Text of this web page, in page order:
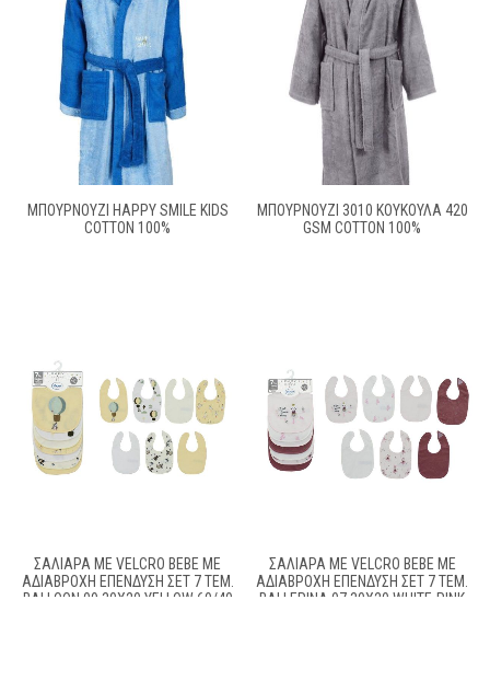
ΜΠΟΥΡΝΟΥΖΙ HAPPY SMILE KIDS
COTTON 100%
ΜΠΟΥΡΝΟΥΖΙ 3010 ΚΟΥΚΟΥΛΑ 420
GSM COTTON 100%
ΣΑΛΙΆΡΑ ΜΕ VELCRO BEBE ΜΕ
ΑΔΙΆΒΡΟΧΗ ΕΠΈΝΔΥΣΗ ΣΕΤ 7 ΤΕΜ.
BALLOON 09 30X20 YELLOW 60/40
ΣΑΛΙΆΡΑ ΜΕ VELCRO BEBE ΜΕ
ΑΔΙΆΒΡΟΧΗ ΕΠΈΝΔΥΣΗ ΣΕΤ 7 ΤΕΜ.
BALLERINA 07 30X20 WHITE-PINK